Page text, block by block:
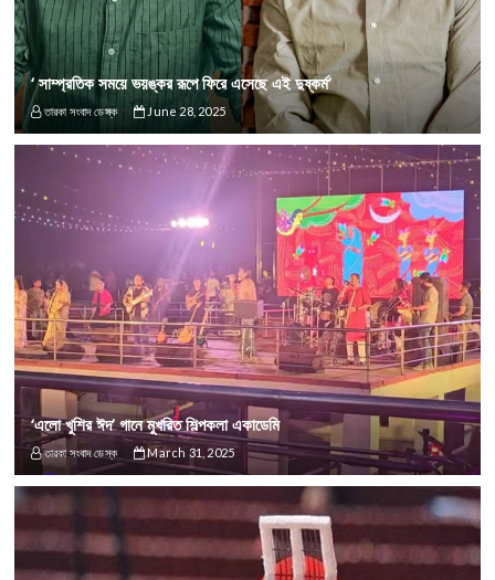
‘ সাম্প্রতিক সময়ে ভয়ঙ্কর রূপে ফিরে এসেছে এই দুষ্কর্ম’
তারকা সংবাদ ডেস্ক June 28, 2025
‘এলো খুশির ঈদ’ গানে মুখরিত শিল্পকলা একাডেমি
তারকা সংবাদ ডেস্ক March 31, 2025